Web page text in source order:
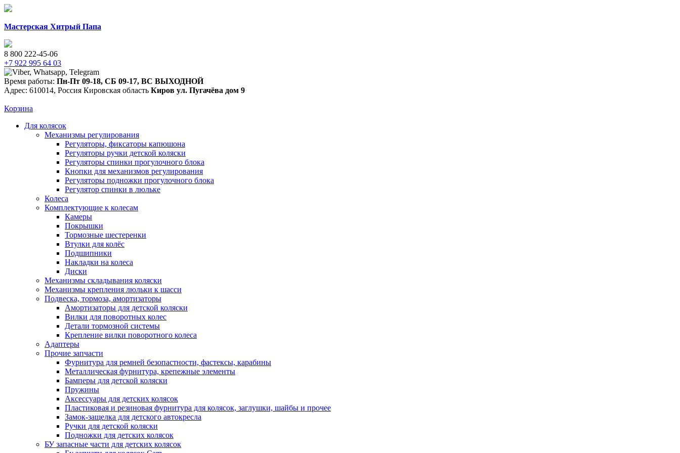
Мастерская Хитрый Папа
8 800 222-45-06
+7 922 995 64 03
Время работы: Пн-Пт 09-18, СБ 09-17, ВС ВЫХОДНОЙ
Адрес: 610014, Россия Кировская область Киров ул. Пугачёва дом 9
Корзина
Для колясок
Механизмы регулирования
Регуляторы, фиксаторы капюшона
Регуляторы ручки детской коляски
Регуляторы спинки прогулочного блока
Кнопки для механизмов регулирования
Регуляторы подножки прогулочного блока
Регулятор спинки в люльке
Колеса
Комплектующие к колесам
Камеры
Покрышки
Тормозные шестеренки
Втулки для колёс
Подшипники
Накладки на колеса
Диски
Механизмы складывания коляски
Механизмы крепления люльки к шасси
Подвеска, тормоза, амортизаторы
Амортизаторы для детской коляски
Вилки для поворотных колес
Детали тормозной системы
Крепление вилки поворотного колеса
Адаптеры
Прочие запчасти
Фурнитура для ремней безопастности, фастексы, карабины
Металлическая фурнитура, крепежные элементы
Бамперы для детской коляски
Пружины
Аксессуары для детских колясок
Пластиковая и резиновая фурнитура для колясок, заглушки, шайбы и прочее
Замок-защелка для детского автокресла
Ручки для детской коляски
Подножки для детских колясок
БУ запасные части для детских колясок